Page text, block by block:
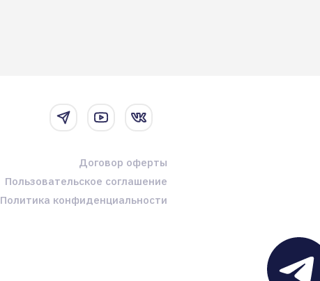
Договор оферты
Пользовательское соглашение
Политика конфиденциальности